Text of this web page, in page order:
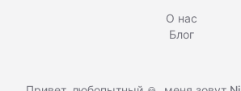
О нас
Блог